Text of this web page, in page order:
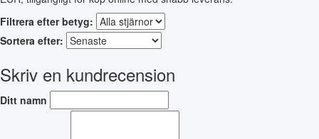
Filtrera efter betyg:
Sortera efter:
Skriv en kundrecension
Ditt namn